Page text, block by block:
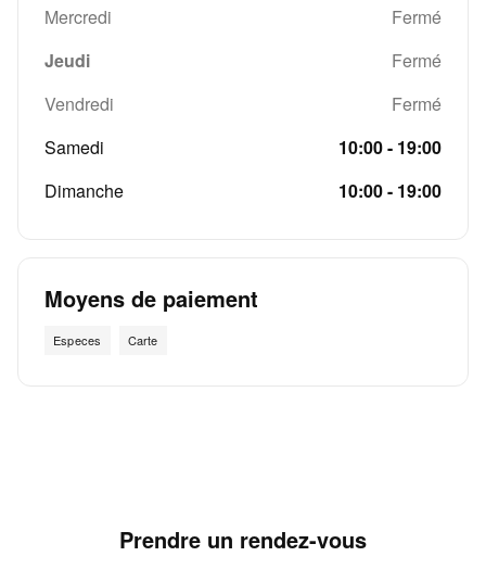
Mercredi
Fermé
Jeudi
Fermé
Vendredi
Fermé
Samedi
10:00 - 19:00
Dimanche
10:00 - 19:00
Moyens de paiement
Especes Carte
Prendre un rendez-vous